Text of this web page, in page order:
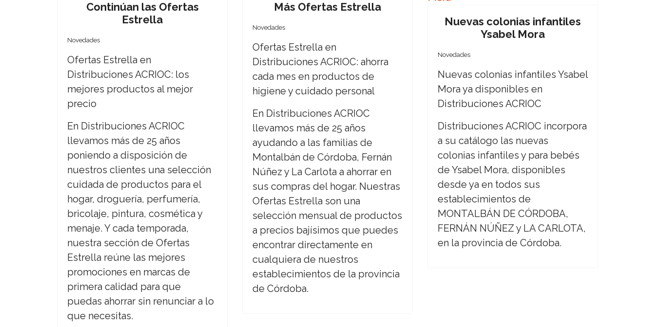
Continúan las Ofertas
Estrella
Novedades
Ofertas Estrella en
Distribuciones ACRIOC: los
mejores productos al mejor
precio
En Distribuciones ACRIOC
llevamos más de 25 años
poniendo a disposición de
nuestros clientes una selección
cuidada de productos para el
hogar, droguería, perfumería,
bricolaje, pintura, cosmética y
menaje. Y cada temporada,
nuestra sección de Ofertas
Estrella reúne las mejores
promociones en marcas de
primera calidad para que
puedas ahorrar sin renunciar a lo
que necesitas.
Más Ofertas Estrella
Novedades
Ofertas Estrella en
Distribuciones ACRIOC: ahorra
cada mes en productos de
higiene y cuidado personal
En Distribuciones ACRIOC
llevamos más de 25 años
ayudando a las familias de
Montalbán de Córdoba, Fernán
Núñez y La Carlota a ahorrar en
sus compras del hogar. Nuestras
Ofertas Estrella son una
selección mensual de productos
a precios bajísimos que puedes
encontrar directamente en
cualquiera de nuestros
establecimientos de la provincia
de Córdoba.
Nuevas colonias infantiles
Ysabel Mora
Novedades
Nuevas colonias infantiles Ysabel
Mora ya disponibles en
Distribuciones ACRIOC
Distribuciones ACRIOC incorpora
a su catálogo las nuevas
colonias infantiles y para bebés
de Ysabel Mora, disponibles
desde ya en todos sus
establecimientos de
MONTALBÁN DE CÓRDOBA,
FERNÁN NÚÑEZ y LA CARLOTA,
en la provincia de Córdoba.